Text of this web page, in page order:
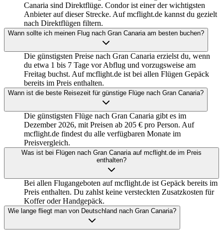
Canaria sind Direktflüge. Condor ist einer der wichtigsten
Anbieter auf dieser Strecke. Auf mcflight.de kannst du gezielt
nach Direktflügen filtern.
Wann sollte ich meinen Flug nach Gran Canaria am besten buchen?
Die günstigsten Preise nach Gran Canaria erzielst du, wenn
du etwa 1 bis 7 Tage vor Abflug und vorzugsweise am
Freitag buchst. Auf mcflight.de ist bei allen Flügen Gepäck
bereits im Preis enthalten.
Wann ist die beste Reisezeit für günstige Flüge nach Gran Canaria?
Die günstigsten Flüge nach Gran Canaria gibt es im
Dezember 2026, mit Preisen ab 205 € pro Person. Auf
mcflight.de findest du alle verfügbaren Monate im
Preisvergleich.
Was ist bei Flügen nach Gran Canaria auf mcflight.de im Preis
enthalten?
Bei allen Flugangeboten auf mcflight.de ist Gepäck bereits im
Preis enthalten. Du zahlst keine versteckten Zusatzkosten für
Koffer oder Handgepäck.
Wie lange fliegt man von Deutschland nach Gran Canaria?